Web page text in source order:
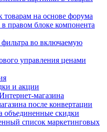
товарам на основе форума
правом блоке компонента
во включаемую
управления ценами
и акции
магазина
после конвертации
объединенные скидки
список маркетинговых